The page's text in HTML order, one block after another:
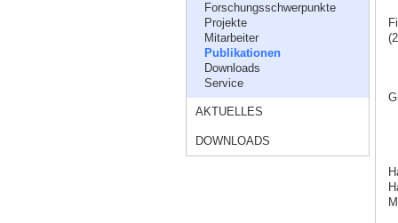
Forschungsschwerpunkte
Projekte
Mitarbeiter
Publikationen
Downloads
Service
AKTUELLES
DOWNLOADS